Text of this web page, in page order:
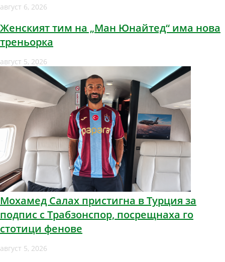
август 6, 2026
Женският тим на „Ман Юнайтед“ има нова
треньорка
август 5, 2026
Мохамед Салах пристигна в Турция за
подпис с Трабзонспор, посрещнаха го
стотици фенове
август 5, 2026